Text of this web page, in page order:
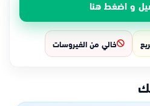
و اضغط هنا
خالي من الفيروسات